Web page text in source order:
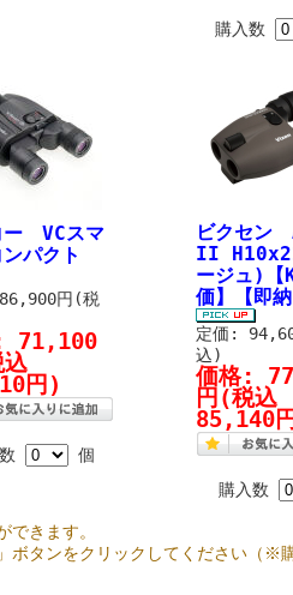
購入数
ー VCスマ
パクト
円(税
71,100
円)
個
ビクセン
II
ージュ)【
価】【即納
定価:
込)
価格:
円 (税込
85,140
購入数
きます。
ボタンをクリックしてください（※